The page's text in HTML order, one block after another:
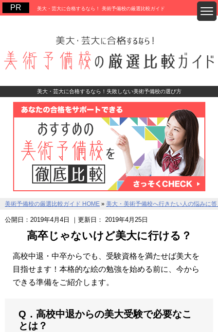
美大・芸大に合格するなら！ 美術予備校の厳選比較ガイド
美大・芸大に合格するなら！失敗しない美術予備校の選び方
美術予備校の厳選比較ガイド HOME » 美大・美術予備校へ行きたい人の悩みに
公開日： 2019年4月4日 ｜更新日： 2019年4月25日
高卒じゃないけど美大に行ける？
高校中退・中卒からでも、受験資格を満たせば美大を
目指せます！本格的な絵の勉強を始める前に、今から
できる準備をご紹介します。
Q．高校中退からの美大受験で必要なこ
とは？